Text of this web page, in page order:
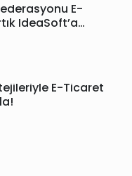
E-
IdeaSoft’a
E-Ticaret